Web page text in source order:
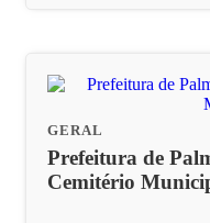
GERAL
Prefeitura de
Cemitério